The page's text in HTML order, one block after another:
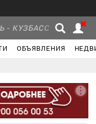
- КУЗБАСС
ОБЪЯВЛЕНИЯ
Услуги